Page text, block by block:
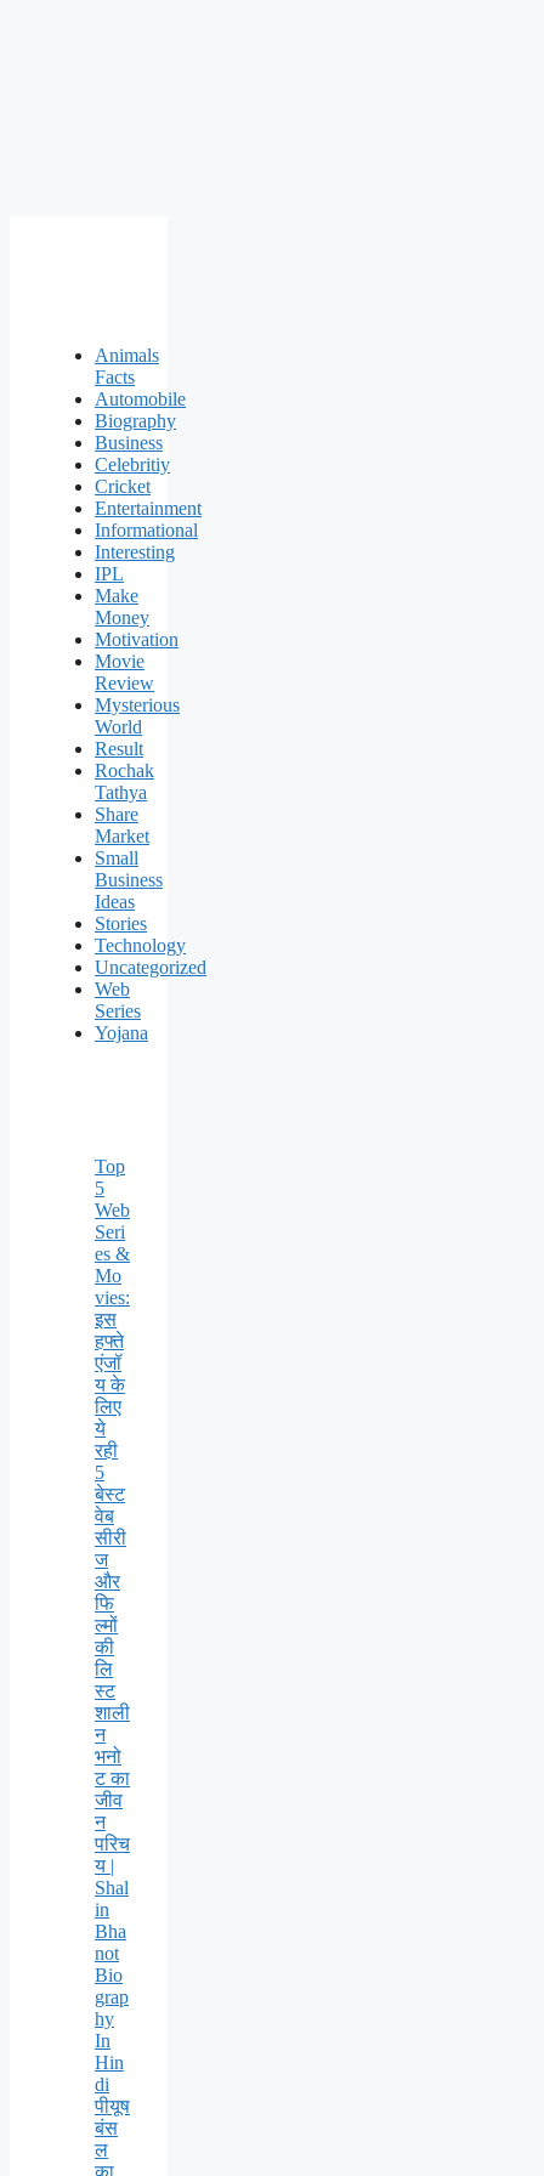
Animals
Facts
Automobile
Biography
Business
Celebritiy
Cricket
Entertainment
Informational
Interesting
IPL
Make
Money
Motivation
Movie
Review
Mysterious
World
Result
Rochak
Tathya
Share
Market
Small
Business
Ideas
Stories
Technology
Uncategorized
Web
Series
Yojana
Top
5
Web
Seri
es &
Mo
vies:
इस
हफ्ते
एंजॉ
य के
लिए
ये
रही
5
बेस्ट
वेब
सीरी
ज
और
फि
ल्मों
की
लि
स्ट
शाली
न
भनो
ट का
जीव
न
परिच
य |
Shal
in
Bha
not
Bio
grap
hy
In
Hin
di
पीयूष
बंस
ल
का